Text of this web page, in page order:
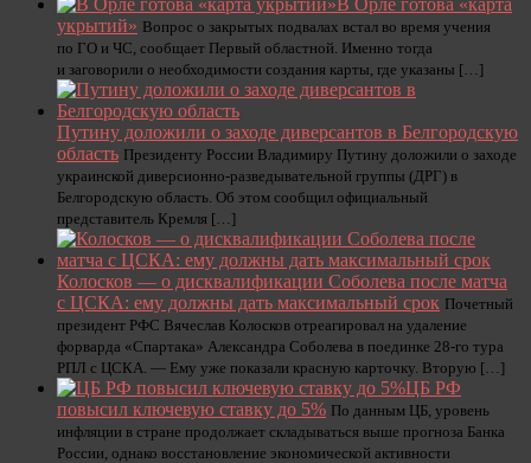
В Орле готова «карта
укрытий» Вопрос о закрытых подвалах встал во время учения
по ГО и ЧС, сообщает Первый областной. Именно тогда
и заговорили о необходимости создания карты, где указаны […]
Путину доложили о заходе диверсантов в Белгородскую
область Президенту России Владимиру Путину доложили о заходе
украинской диверсионно-разведывательной группы (ДРГ) в
Белгородскую область. Об этом сообщил официальный
представитель Кремля […]
Колосков — о дисквалификации Соболева после матча
с ЦСКА: ему должны дать максимальный срок Почетный
президент РФС Вячеслав Колосков отреагировал на удаление
форварда «Спартака» Александра Соболева в поединке 28-го тура
РПЛ с ЦСКА. — Ему уже показали красную карточку. Вторую […]
ЦБ РФ
повысил ключевую ставку до 5% По данным ЦБ, уровень
инфляции в стране продолжает складываться выше прогноза Банка
России, однако восстановление экономической активности